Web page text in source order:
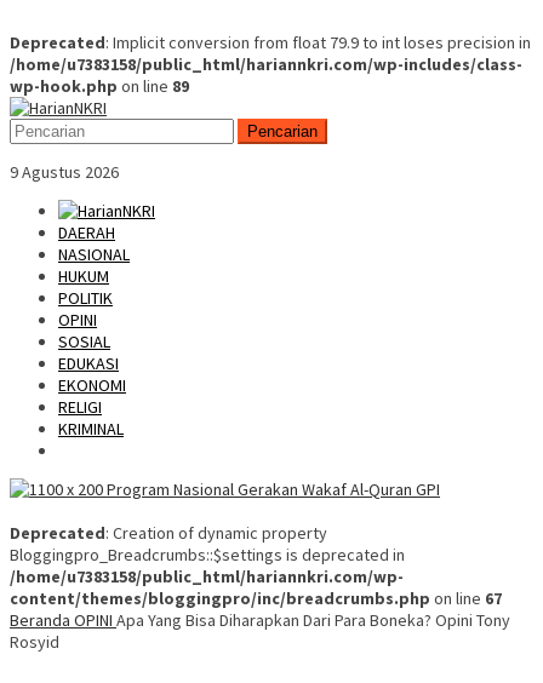
Deprecated: Implicit conversion from float 79.9 to int loses precision in
/home/u7383158/public_html/hariannkri.com/wp-includes/class-
wp-hook.php on line 89
Skip
to
content
Mobile
Menu
Pencarian
9 Agustus 2026
DAERAH
NASIONAL
HUKUM
POLITIK
OPINI
SOSIAL
EDUKASI
EKONOMI
RELIGI
KRIMINAL
Deprecated: Creation of dynamic property
Bloggingpro_Breadcrumbs::$settings is deprecated in
/home/u7383158/public_html/hariannkri.com/wp-
content/themes/bloggingpro/inc/breadcrumbs.php on line 67
Beranda OPINI Apa Yang Bisa Diharapkan Dari Para Boneka? Opini Tony
Rosyid